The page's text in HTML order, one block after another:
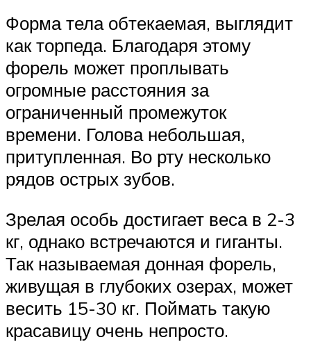
Форма тела обтекаемая, выглядит
как торпеда. Благодаря этому
форель может проплывать
огромные расстояния за
ограниченный промежуток
времени. Голова небольшая,
притупленная. Во рту несколько
рядов острых зубов.
Зрелая особь достигает веса в 2-3
кг, однако встречаются и гиганты.
Так называемая донная форель,
живущая в глубоких озерах, может
весить 15-30 кг. Поймать такую
красавицу очень непросто.